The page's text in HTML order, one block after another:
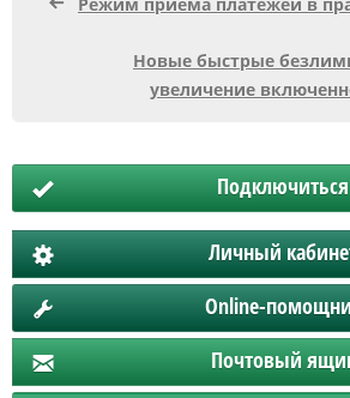
Новые быстрые
увеличение
Подключиться
Личный
Online-
Почтовый